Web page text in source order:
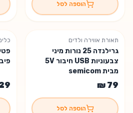
הוספה לסל
נשארה יחידה אחת
תאורת אווירה ולדים
גרילנדה 25 נורות מיני
צבעוניות USB חיבור 5V
מבית semicom
הוספה לסל